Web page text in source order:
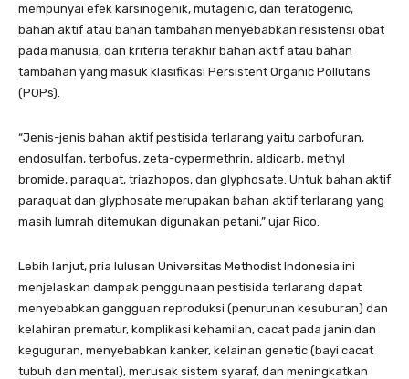
mempunyai efek karsinogenik, mutagenic, dan teratogenic,
bahan aktif atau bahan tambahan menyebabkan resistensi obat
pada manusia, dan kriteria terakhir bahan aktif atau bahan
tambahan yang masuk klasifikasi Persistent Organic Pollutans
(POPs).
“Jenis-jenis bahan aktif pestisida terlarang yaitu carbofuran,
endosulfan, terbofus, zeta-cypermethrin, aldicarb, methyl
bromide, paraquat, triazhopos, dan glyphosate. Untuk bahan aktif
paraquat dan glyphosate merupakan bahan aktif terlarang yang
masih lumrah ditemukan digunakan petani,” ujar Rico.
Lebih lanjut, pria lulusan Universitas Methodist Indonesia ini
menjelaskan dampak penggunaan pestisida terlarang dapat
menyebabkan gangguan reproduksi (penurunan kesuburan) dan
kelahiran prematur, komplikasi kehamilan, cacat pada janin dan
keguguran, menyebabkan kanker, kelainan genetic (bayi cacat
tubuh dan mental), merusak sistem syaraf, dan meningkatkan